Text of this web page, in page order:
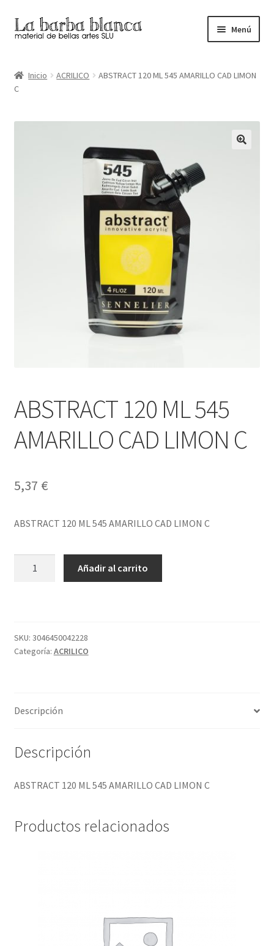
Ir
a
navegación
Ir
al
Menú
Carrito
Finalizar compra
Inicio ACRILICO
ABSTRACT 120 ML 545 AMARILLO CAD LIMON
C
ABSTRACT 120 ML 545
AMARILLO CAD LIMON C
5,37 €
ABSTRACT 120 ML 545 AMARILLO CAD LIMON C
CAD
LIMON
Añadir al carrito
SKU: 3046450042228
Categoría: ACRILICO
Descripción
Descripción
ABSTRACT 120 ML 545 AMARILLO CAD LIMON C
Productos relacionados